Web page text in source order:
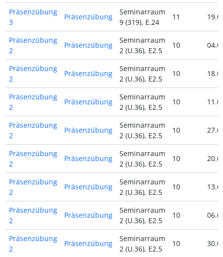
Präsenzübung
3
Präsenzübung
Seminarraum
9 (319), E.24
11
Präsenzübung
2
Präsenzübung
Seminarraum
2 (U.36), E2.5
10
Präsenzübung
2
Präsenzübung
Seminarraum
2 (U.36), E2.5
10
Präsenzübung
2
Präsenzübung
Seminarraum
2 (U.36), E2.5
10
Präsenzübung
2
Präsenzübung
Seminarraum
2 (U.36), E2.5
10
Präsenzübung
2
Präsenzübung
Seminarraum
2 (U.36), E2.5
10
Präsenzübung
2
Präsenzübung
Seminarraum
2 (U.36), E2.5
10
Präsenzübung
2
Präsenzübung
Seminarraum
2 (U.36), E2.5
10
Präsenzübung
2
Präsenzübung
Seminarraum
2 (U.36), E2.5
10